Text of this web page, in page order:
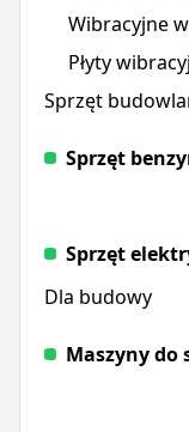
Wibracyjne
Płyty
Sprzęt
Sprzęt
Sprzęt
Dla budowy
Maszyny do